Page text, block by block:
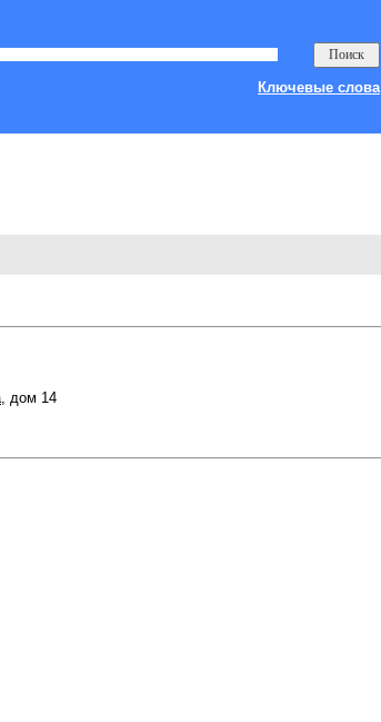
Ключевые слова
, дом 14